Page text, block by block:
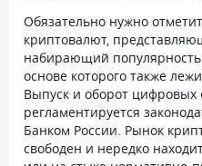
Обязательно нужно
криптовалют,
набирающий
основе которого также
Выпуск и оборот цифровых
регламентируется
Банком России. Рынок
свободен и нередко